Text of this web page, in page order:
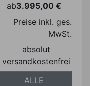
ab
Preis
3.995,00 €
Preise inkl. ges.
MwSt.
absolut
versandkostenfrei
ALLE